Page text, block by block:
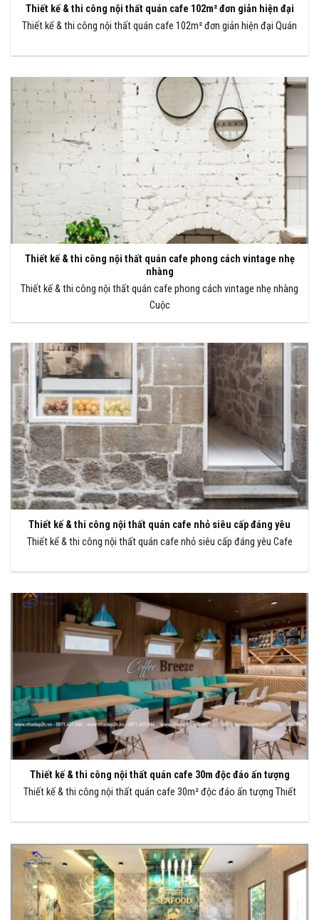
Thiết kế & thi công nội thất quán cafe 102m² đơn giản hiện đại
Thiết kế & thi công nội thất quán cafe 102m² đơn giản hiện đại Quán
Thiết kế & thi công nội thất quán cafe phong cách vintage nhẹ
nhàng
Thiết kế & thi công nội thất quán cafe phong cách vintage nhẹ nhàng
Cuộc
Thiết kế & thi công nội thất quán cafe nhỏ siêu cấp đáng yêu
Thiết kế & thi công nội thất quán cafe nhỏ siêu cấp đáng yêu Cafe
Thiết kế & thi công nội thất quán cafe 30m độc đáo ấn tượng
Thiết kế & thi công nội thất quán cafe 30m² độc đáo ấn tượng Thiết